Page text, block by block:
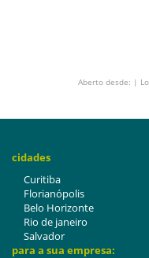
Aberto desde: |
cidades
Curitiba
Florianópolis
Belo Horizonte
Rio de janeiro
Salvador
para a sua empresa: